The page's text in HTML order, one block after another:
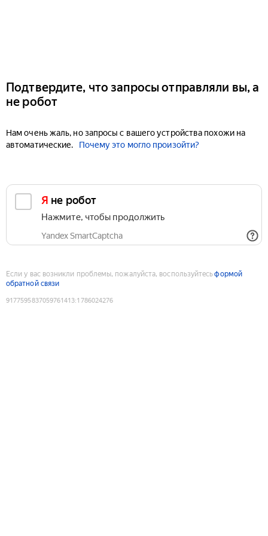
Подтвердите, что запросы отправляли вы, а
не робот
Нам очень жаль, но запросы с вашего устройства похожи на
автоматические.
Почему это могло произойти?
Я не робот
Нажмите, чтобы продолжить
Yandex SmartCaptcha
Если у вас возникли проблемы, пожалуйста, воспользуйтесьформой
обратной связи
9177595837059761413:1786024276